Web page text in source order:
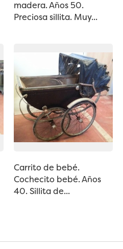
madera. Años 50.
Preciosa sillita. Muy...
Carrito de bebé.
Cochecito bebé. Años
40. Sillita de...